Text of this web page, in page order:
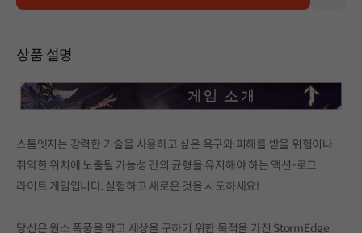
상품 설명
스톰엣지는 강력한 기술을 사용하고 싶은 욕구와 피해를 받을 위험이나
취약한 위치에 노출될 가능성 간의 균형을 유지해야 하는 액션-로그
라이트 게임입니다. 실험하고 새로운 것을 시도하세요!
당신은 원소 폭풍을 막고 세상을 구하기 위한 목적을 가진 StormEdge